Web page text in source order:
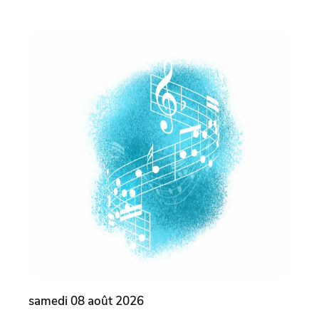
samedi 08 août 2026